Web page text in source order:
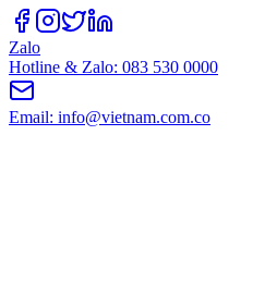
Zalo
Hotline & Zalo: 083 530 0000
Email: info@vietnam.com.co